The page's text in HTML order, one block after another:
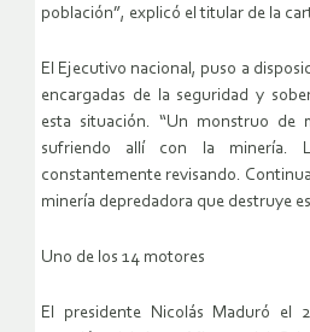
población”, explicó el titular de la
El Ejecutivo nacional, puso a
encargadas de la seguridad y
esta situación. “Un monstruo de
sufriendo allí con la minería.
constantemente revisando.
minería depredadora que destruye
Uno de los 14 motores
El presidente Nicolás Maduró el